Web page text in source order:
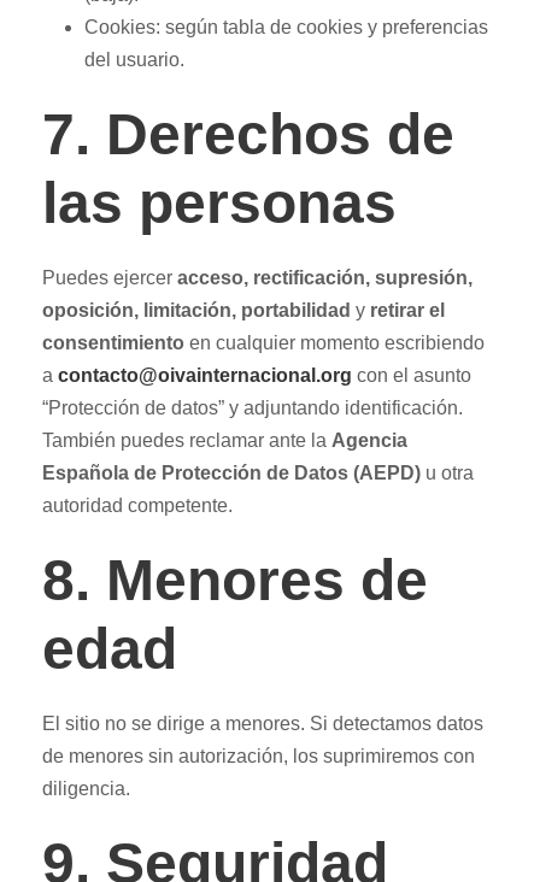
Cookies: según tabla de cookies y preferencias
del usuario.
7. Derechos de
las personas
Puedes ejercer acceso, rectificación, supresión,
oposición, limitación, portabilidad y retirar el
consentimiento en cualquier momento escribiendo
a contacto@oivainternacional.org con el asunto
“Protección de datos” y adjuntando identificación.
También puedes reclamar ante la Agencia
Española de Protección de Datos (AEPD) u otra
autoridad competente.
8. Menores de
edad
El sitio no se dirige a menores. Si detectamos datos
de menores sin autorización, los suprimiremos con
diligencia.
9. Seguridad